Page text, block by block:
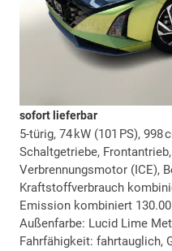
sofort lieferbar
5-türig, 74 kW (101 PS), 998
Schaltgetriebe, Frontantrieb,
Verbrennungsmotor (ICE),
Kraftstoffverbrauch
Emission kombiniert 130.00
Außenfarbe: Lucid Lime
Fahrfähigkeit: fahrtauglich,